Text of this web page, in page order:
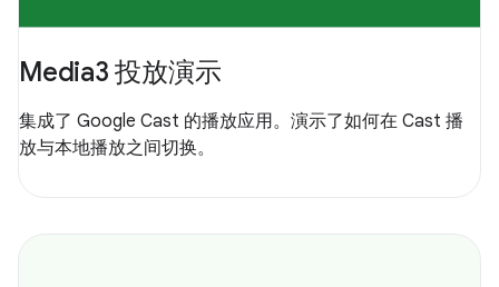
Media3 投放演示
集成了 Google Cast 的播放应用。演示了如何在 Cast 播
放与本地播放之间切换。